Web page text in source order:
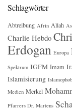
Schlagwörter
Abtreibung Afrin Allah
Charlie Hebdo
Erdogan Europa
Spektrum IGFM Imam
Islamisierung
Medien Merkel
Pfarrers Dr. Martens